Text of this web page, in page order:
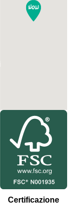
Certificazione